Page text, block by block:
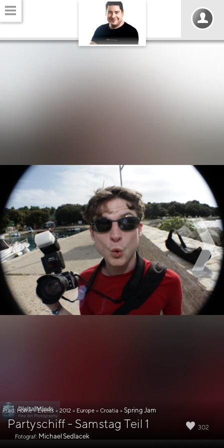
302
Pfad: Home » Events » 2012 » Europe » Croatia » Spring Jam
Partyschiff - Samstag Teil 1
Fotograf: Michael Sedlacek